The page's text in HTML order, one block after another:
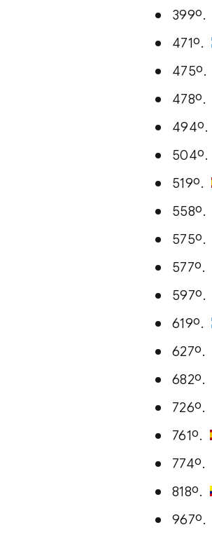
399º.
471º.
475º.
478º.
494º.
504º.
519º.
558º.
575º.
577º.
597º.
619º.
627º.
682º.
726º.
761º.
774º.
818º.
967º.